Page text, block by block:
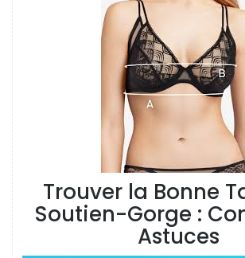
Trouver la Bonne
Soutien-Gorge :
Astuces